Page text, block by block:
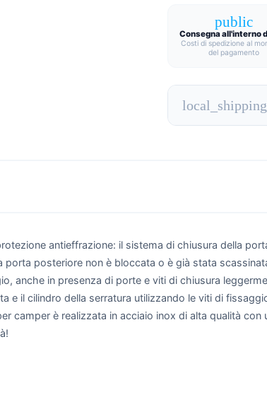
public
Consegna all'interno
Costi di spedizione al
del pagamento
local_shipping
antieffrazione: il sistema di chiusura della
posteriore non è bloccata o è già stata
anche in presenza di porte e viti di chiusura
e il cilindro della serratura utilizzando le viti di
camper è realizzata in acciaio inox di alta qualità